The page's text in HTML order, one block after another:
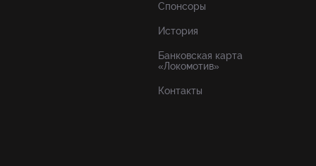
Спонсоры
История
Банковская карта
«Локомотив»
Контакты